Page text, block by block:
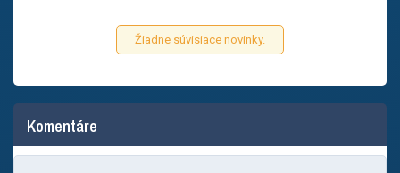
Žiadne súvisiace novinky.
Komentáre